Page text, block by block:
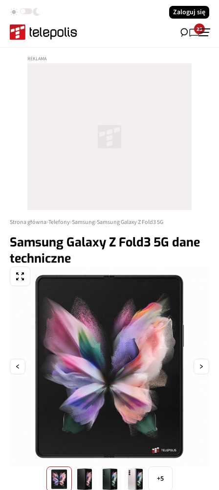
Zaloguj się
23
Strona główna Telefony Samsung Samsung Galaxy Z Fold3 5G
Samsung Galaxy Z Fold3 5G dane
techniczne
+5